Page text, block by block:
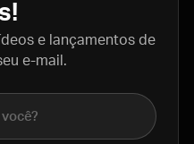
e lançamentos de
e-mail.